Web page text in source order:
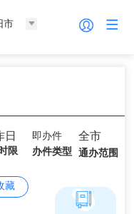
市
日
限
即办件
办件类型
全市
通办范围
藏